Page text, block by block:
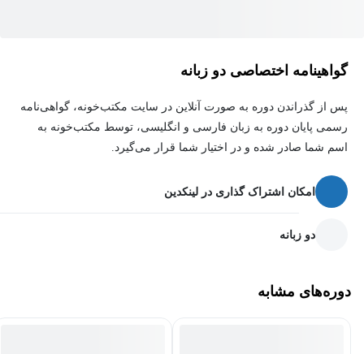
گواهینامه اختصاصی دو زبانه
پس از گذراندن دوره به صورت آنلاین در سایت مکتب‌خونه، گواهی‌نامه
رسمی پایان دوره به زبان فارسی و انگلیسی، توسط مکتب‌خونه به
اسم شما صادر شده و در اختیار شما قرار می‌گیرد.
امکان اشتراک گذاری در لینکدین
دو زبانه
دوره‌های مشابه